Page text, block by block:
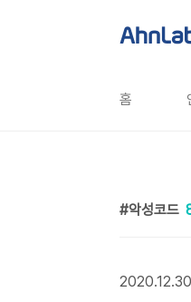
홈
악성코드
2020.12.30